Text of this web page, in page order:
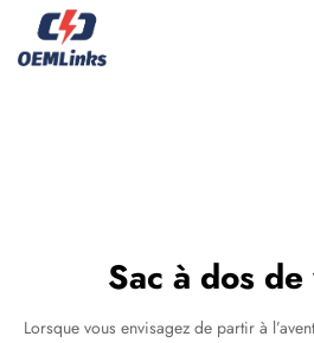
Sac à dos
Lorsque vous envisagez de partir à